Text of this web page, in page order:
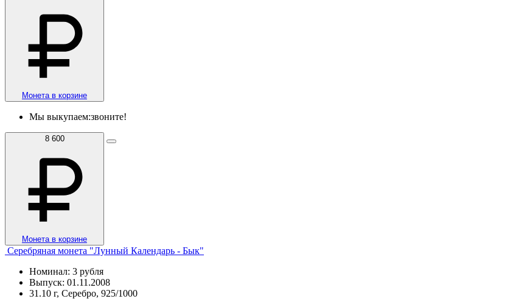
Монета в корзине
Мы выкупаем:звоните!
8 600
Монета в корзине
Серебряная монета "Лунный Календарь - Бык"
Номинал: 3 рубля
Выпуск: 01.11.2008
31.10 г, Серебро, 925/1000